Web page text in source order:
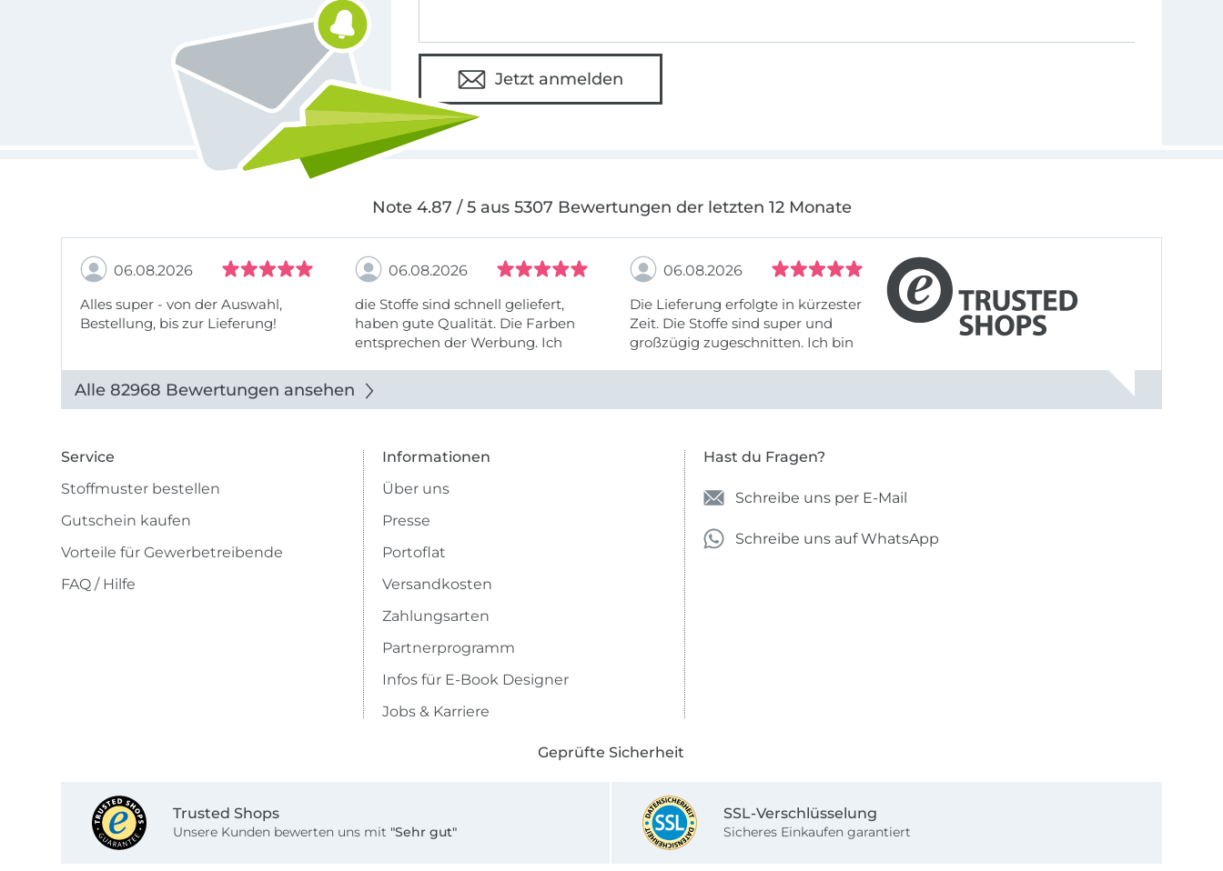
Jetzt anmelden
Note 4.87 / 5 aus 5307 Bewertungen der letzten 12 Monate
06.08.2026
Alles super - von der Auswahl,
Bestellung, bis zur Lieferung!
06.08.2026
die Stoffe sind schnell geliefert,
haben gute Qualität. Die Farben
entsprechen der Werbung. Ich
auch die Firma empfehlen.
06.08.2026
Die Lieferung erfolgte in kürzester
Zeit. Die Stoffe sind super und
großzügig zugeschnitten. Ich bin
Alle 82968 Bewertungen ansehen
Service
Stoffmuster bestellen
Gutschein kaufen
Vorteile für Gewerbetreibende
FAQ / Hilfe
Informationen
Über uns
Presse
Portoflat
Versandkosten
Zahlungsarten
Partnerprogramm
Infos für E-Book Designer
Jobs & Karriere
Hast du Fragen?
Schreibe uns per E-Mail
Schreibe uns auf WhatsApp
Geprüfte Sicherheit
Trusted Shops
Unsere Kunden bewerten uns mit "Sehr gut"
SSL-Verschlüsselung
Sicheres Einkaufen garantiert